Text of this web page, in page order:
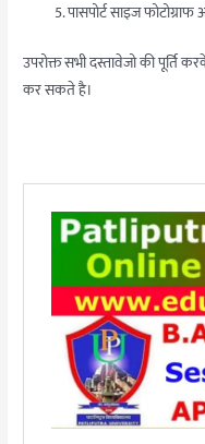
पासपोर्ट साइज फोटोग्राफ
उपरोक्त सभी दस्तावेजो की
कर सकते है।